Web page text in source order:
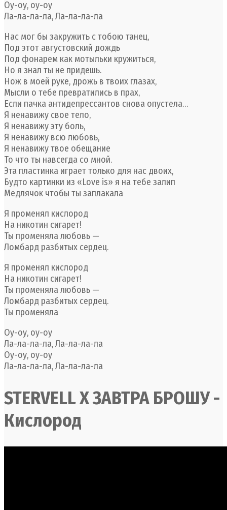
Оу-оу, оу-оу
Ла-ла-ла-ла, Ла-ла-ла-ла
Нас мог бы закружить с тобою танец,
Под этот августовский дождь
Под фонарем как мотыльки кружиться,
Но я знал ты не придешь.
Нож в моей руке, дрожь в твоих глазах,
Мысли о тебе превратились в прах,
Если пачка антидепрессантов снова опустела…
Я ненавижу свое тело,
Я ненавижу эту боль,
Я ненавижу всю любовь,
Я ненавижу твое обещание
То что ты навсегда со мной.
Эта пластинка играет только для нас двоих,
Будто картинки из «Love is» я на тебе залип
Медлячок чтобы ты заплакала
Я променял кислород
На никотин сигарет!
Ты променяла любовь —
Ломбард разбитых сердец.
Я променял кислород
На никотин сигарет!
Ты променяла любовь —
Ломбард разбитых сердец.
Ты променяла
Оу-оу, оу-оу
Ла-ла-ла-ла, Ла-ла-ла-ла
Оу-оу, оу-оу
Ла-ла-ла-ла, Ла-ла-ла-ла
STERVELL X ЗАВТРА БРОШУ -
Кислород